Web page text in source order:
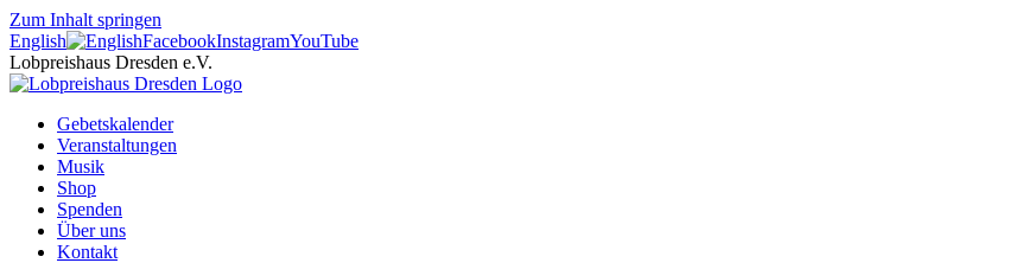
Zum Inhalt springen
English
FacebookInstagramYouTube
Lobpreishaus Dresden e.V.
Gebetskalender
Veranstaltungen
Musik
Shop
Spenden
Über uns
Kontakt